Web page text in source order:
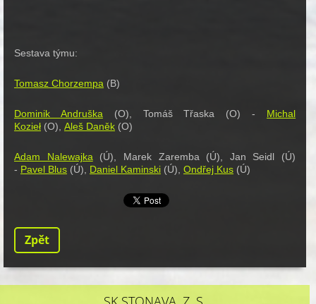
Sestava týmu:
Tomasz Chorzempa (B)
Dominik Andruška (O), Tomáš Třaska (O) - Michal
Kozieł (O), Aleš Daněk (O)
Adam Nalewajka (Ú), Marek Zaremba (Ú), Jan Seidl (Ú)
- Pavel Blus (Ú), Daniel Kaminski (Ú), Ondřej Kus (Ú)
Zpět